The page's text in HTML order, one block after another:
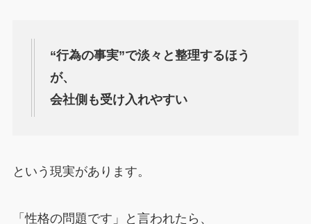
“行為の事実”で淡々と整理するほう
が、
会社側も受け入れやすい
という現実があります。
「性格の問題です」と言われたら、